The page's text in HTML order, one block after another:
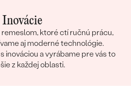
Inovácie
ktoré ctí ručnú prácu,
aj moderné technológie.
inováciou a vyrábame pre vás to
z každej oblasti.